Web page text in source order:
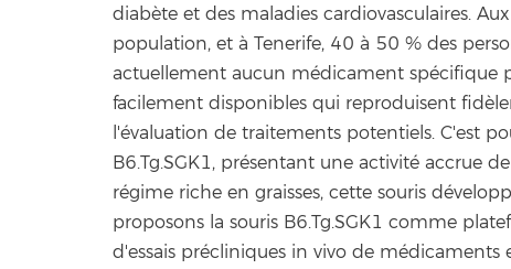
diabète et des maladies cardiovasculaires.
population, et à Tenerife, 40 à 50 % des
actuellement aucun médicament spécifique
facilement disponibles qui reproduisent
l'évaluation de traitements potentiels. C'est
B6.Tg.SGK1, présentant une activité accrue
régime riche en graisses, cette souris
proposons la souris B6.Tg.SGK1 comme
d'essais précliniques in vivo de médicaments